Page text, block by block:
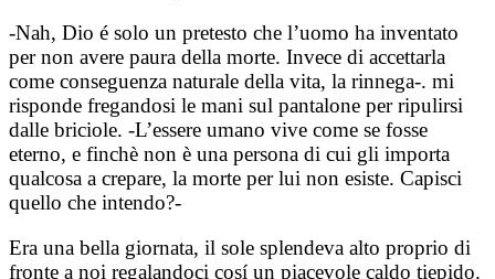
-Nah, Dio é solo un pretesto che l’uomo ha inventato
per non avere paura della morte. Invece di accettarla
come conseguenza naturale della vita, la rinnega-. mi
risponde fregandosi le mani sul pantalone per ripulirsi
dalle briciole. -L’essere umano vive come se fosse
eterno, e finchè non è una persona di cui gli importa
qualcosa a crepare, la morte per lui non esiste. Capisci
quello che intendo?-
Era una bella giornata, il sole splendeva alto proprio di
fronte a noi regalandoci cosí un piacevole caldo tiepido.